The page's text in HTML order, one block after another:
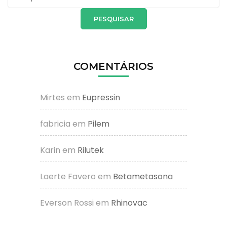
por:
COMENTÁRIOS
Mirtes em Eupressin
fabricia em Pilem
Karin em Rilutek
Laerte Favero em Betametasona
Everson Rossi em Rhinovac